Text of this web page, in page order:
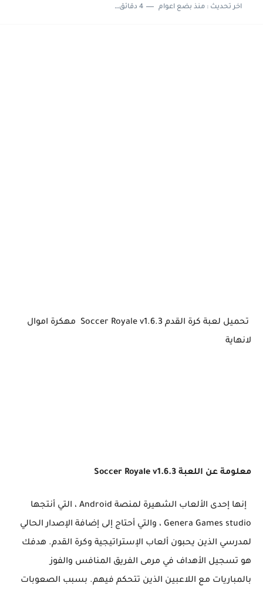
اخر تحديث :منذ بضع اعوام 4 دقائق للقراءة
تحميل لعبة كرة القدم Soccer Royale v1.6.3 مهكرة اموال
لانهاية
معلومة عن اللعبة Soccer Royale v1.6.3
إنها إحدى الألعاب الشهيرة لمنصة Android ، التي أنتجها
Genera Games studio ، والتي أحتاج إلى إضافة الإصدار الحالي
لمدرسي الذين يحبون ألعاب الإستراتيجية وكرة القدم. هدفك
هو تسجيل الأهداف في مرمى الفريق المنافس والفوز
بالمباريات مع اللاعبين الذين تتحكم فيهم. بسبب الصعوبات